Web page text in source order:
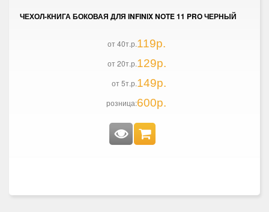
ЧЕХОЛ-КНИГА БОКОВАЯ ДЛЯ INFINIX NOTE 11 PRO ЧЕРНЫЙ
от 40т.р.119р.
от 20т.р.129р.
от 5т.р.149р.
розница:600р.